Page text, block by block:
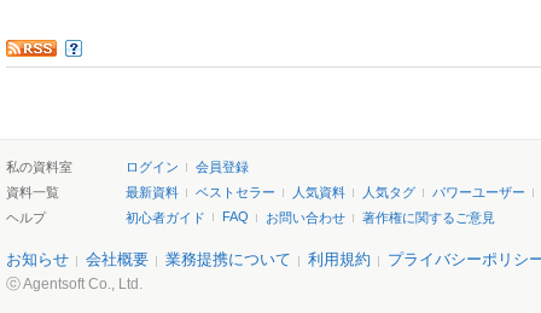
私の資料室 ログイン
会員登録
資料一覧
最新資料 ベストセラー 人気資料 人気タグ
パワーユーザー
ヘルプ
初心者ガイド FAQ お問い合わせ 著作権に関するご意見
お知らせ 会社概要 業務提携について 利用規約 プライバシーポリシ
ⓒ Agentsoft Co., Ltd.